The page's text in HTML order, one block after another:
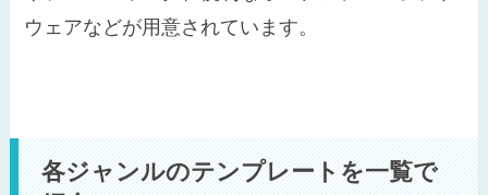
ウェアなどが用意されています。
各ジャンルのテンプレートを一覧で